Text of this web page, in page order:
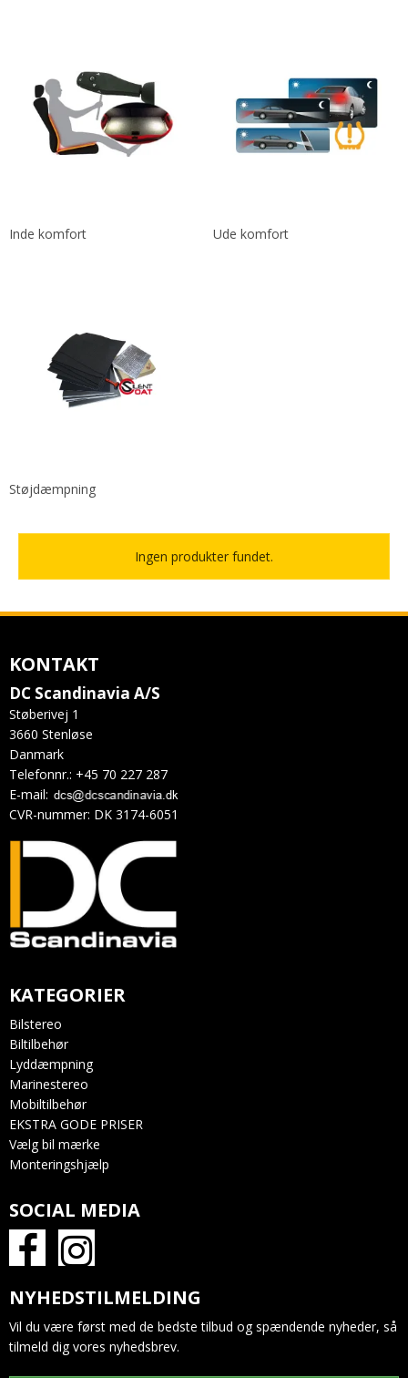
Inde komfort Ude komfort
Støjdæmpning
Ingen produkter fundet.
KONTAKT
DC Scandinavia A/S
Støberivej 1
3660 Stenløse
Danmark
Telefonnr.: +45 70 227 287
E-mail:
CVR-nummer: DK 3174-6051
KATEGORIER
Bilstereo
Biltilbehør
Lyddæmpning
Marinestereo
Mobiltilbehør
EKSTRA GODE PRISER
Vælg bil mærke
Monteringshjælp
SOCIAL MEDIA
NYHEDSTILMELDING
Vil du være først med de bedste tilbud og spændende nyheder, så
tilmeld dig vores nyhedsbrev.